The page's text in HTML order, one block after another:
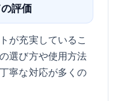
評価
が充実しているこ
選び方や使用方法
寧な対応が多くの